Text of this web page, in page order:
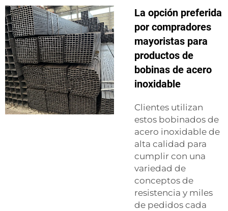
La opción preferida
por compradores
mayoristas para
productos de
bobinas de acero
inoxidable
Clientes utilizan
estos bobinados de
acero inoxidable de
alta calidad para
cumplir con una
variedad de
conceptos de
resistencia y miles
de pedidos cada